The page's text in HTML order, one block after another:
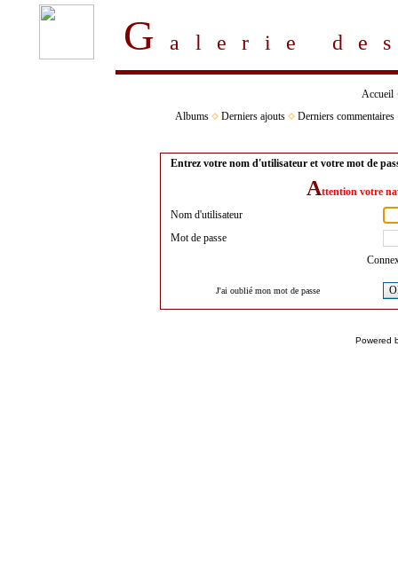
Galerie
Accueil
Albums
Derniers ajouts Derniers commentaires
Entrez votre nom d'utilisateur et votre mot de
Attention votre
Nom d'utilisateur
Mot de passe
J'ai oublié mon mot de passe
Powered